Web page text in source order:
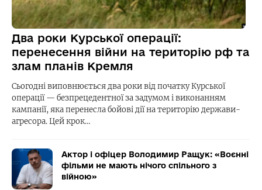
Два роки Курської операції:
перенесення війни на територію рф та
злам планів Кремля
Сьогодні виповнюється два роки від початку Курської
операції — безпрецедентної за задумом і виконанням
кампанії, яка перенесла бойові дії на територію держави-
агресора. Цей крок…
Актор і офіцер Володимир Ращук: «Воєнні
фільми не мають нічого спільного з
війною»